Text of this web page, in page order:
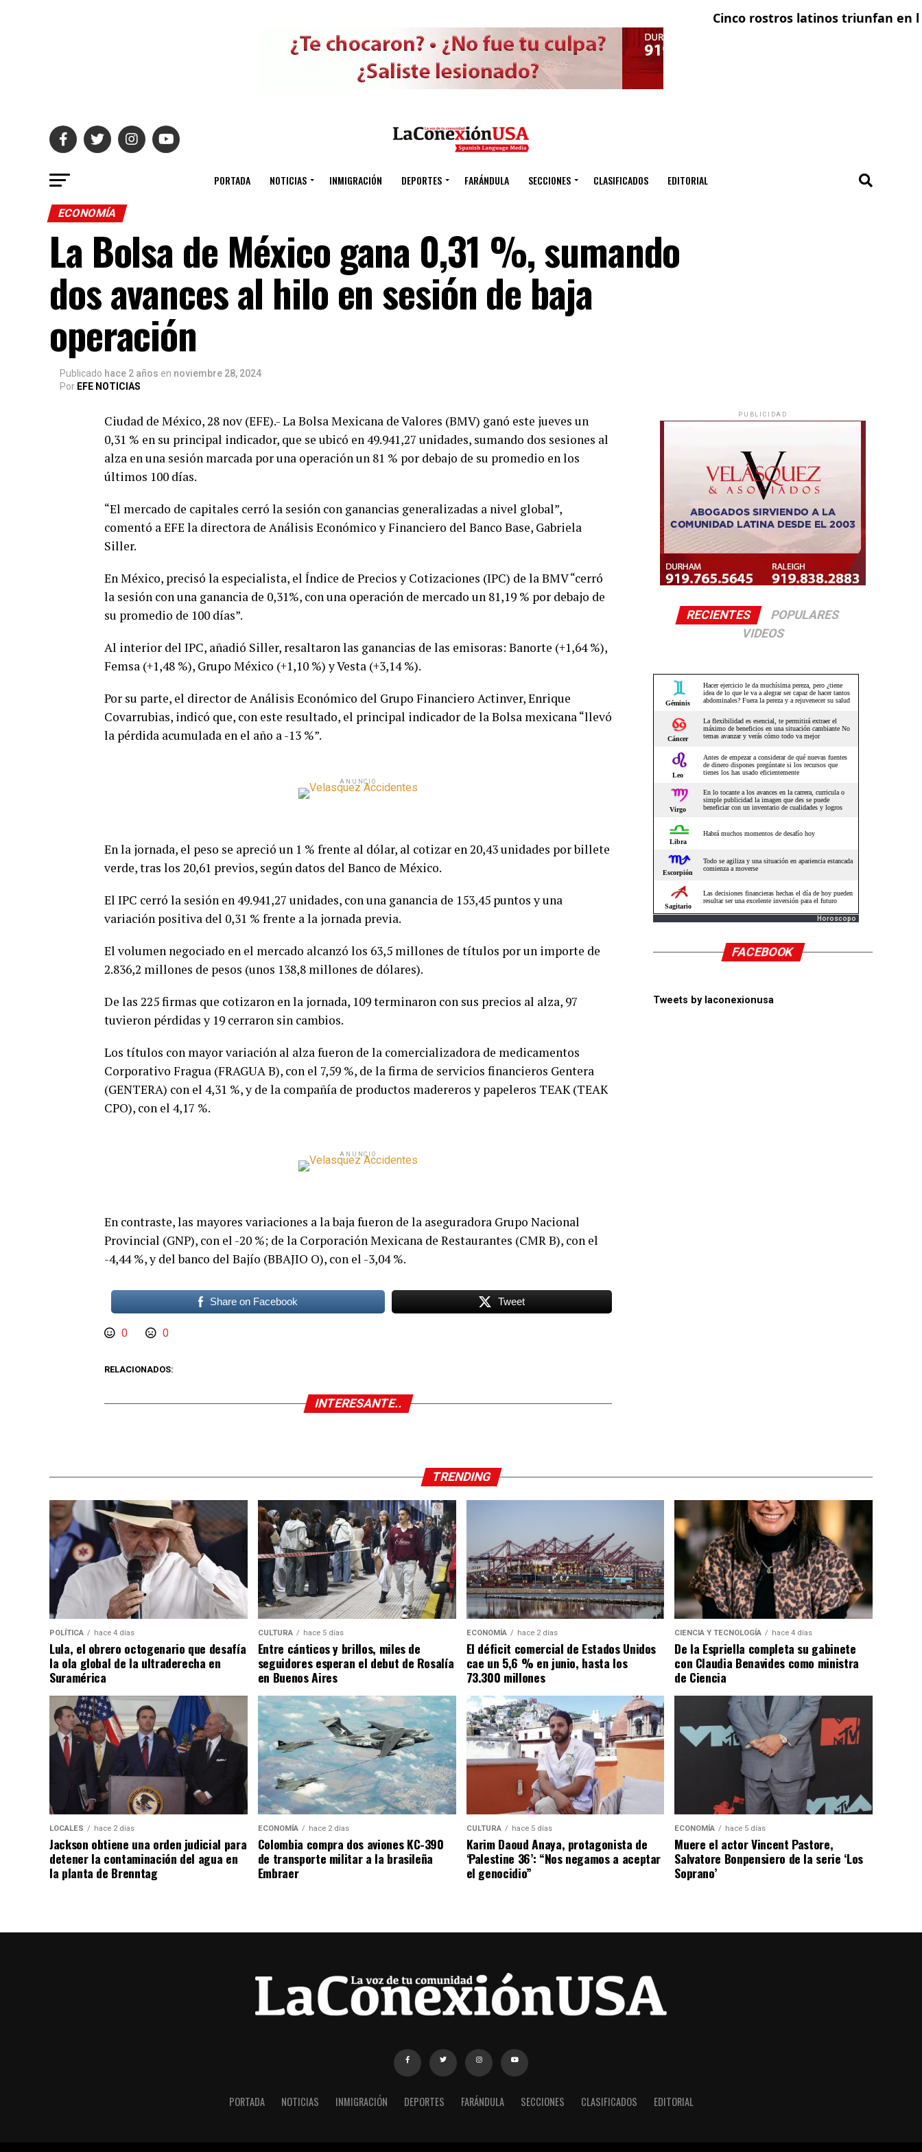
Cinco rostros latinos triunfan en laEl
PORTADA NOTICIAS INMIGRACIÓN DEPORTES FARÁNDULA SECCIONES CLASIFICADOS EDITORIAL
ECONOMÍA
La Bolsa de México gana 0,31 %, sumando
dos avances al hilo en sesión de baja
operación
Publicado hace 2 años en noviembre 28, 2024
Por EFE NOTICIAS
Ciudad de México, 28 nov (EFE).- La Bolsa Mexicana de Valores (BMV) ganó este jueves un
0,31 % en su principal indicador, que se ubicó en 49.941,27 unidades, sumando dos sesiones al
alza en una sesión marcada por una operación un 81 % por debajo de su promedio en los
últimos 100 días.
“El mercado de capitales cerró la sesión con ganancias generalizadas a nivel global”,
comentó a EFE la directora de Análisis Económico y Financiero del Banco Base, Gabriela
Siller.
En México, precisó la especialista, el Índice de Precios y Cotizaciones (IPC) de la BMV “cerró
la sesión con una ganancia de 0,31%, con una operación de mercado un 81,19 % por debajo de
su promedio de 100 días”.
Al interior del IPC, añadió Siller, resaltaron las ganancias de las emisoras: Banorte (+1,64 %),
Femsa (+1,48 %), Grupo México (+1,10 %) y Vesta (+3,14 %).
Por su parte, el director de Análisis Económico del Grupo Financiero Actinver, Enrique
Covarrubias, indicó que, con este resultado, el principal indicador de la Bolsa mexicana “llevó
la pérdida acumulada en el año a -13 %”.
ANUNCIO
En la jornada, el peso se apreció un 1 % frente al dólar, al cotizar en 20,43 unidades por billete
verde, tras los 20,61 previos, según datos del Banco de México.
El IPC cerró la sesión en 49.941,27 unidades, con una ganancia de 153,45 puntos y una
variación positiva del 0,31 % frente a la jornada previa.
El volumen negociado en el mercado alcanzó los 63,5 millones de títulos por un importe de
2.836,2 millones de pesos (unos 138,8 millones de dólares).
De las 225 firmas que cotizaron en la jornada, 109 terminaron con sus precios al alza, 97
tuvieron pérdidas y 19 cerraron sin cambios.
Los títulos con mayor variación al alza fueron de la comercializadora de medicamentos
Corporativo Fragua (FRAGUA B), con el 7,59 %, de la firma de servicios financieros Gentera
(GENTERA) con el 4,31 %, y de la compañía de productos madereros y papeleros TEAK (TEAK
CPO), con el 4,17 %.
ANUNCIO
En contraste, las mayores variaciones a la baja fueron de la aseguradora Grupo Nacional
Provincial (GNP), con el -20 %; de la Corporación Mexicana de Restaurantes (CMR B), con el
-4,44 %, y del banco del Bajío (BBAJIO O), con el -3,04 %.
Share on Facebook Tweet
0 0
RELACIONADOS:
INTERESANTE..
PUBLICIDAD
RECIENTES
POPULARES
VIDEOS
Horoscopo
FACEBOOK
Tweets by laconexionusa
TRENDING
POLÍTICA hace 4 días
Lula, el obrero octogenario que desafía
la ola global de la ultraderecha en
Suramérica
CULTURA hace 5 días
Entre cánticos y brillos, miles de
seguidores esperan el debut de Rosalía
en Buenos Aires
ECONOMÍA hace 2 días
El déficit comercial de Estados Unidos
cae un 5,6 % en junio, hasta los
73.300 millones
CIENCIA Y TECNOLOGÍA hace 4 días
De la Espriella completa su gabinete
con Claudia Benavides como ministra
de Ciencia
LOCALES hace 2 días
Jackson obtiene una orden judicial para
detener la contaminación del agua en
la planta de Brenntag
ECONOMÍA hace 2 días
Colombia compra dos aviones KC-390
de transporte militar a la brasileña
Embraer
CULTURA hace 5 días
Karim Daoud Anaya, protagonista de
‘Palestine 36’: “Nos negamos a aceptar
el genocidio”
ECONOMÍA hace 5 días
Muere el actor Vincent Pastore,
Salvatore Bonpensiero de la serie ‘Los
Soprano’
PORTADA NOTICIAS INMIGRACIÓN DEPORTES FARÁNDULA SECCIONES CLASIFICADOS EDITORIAL